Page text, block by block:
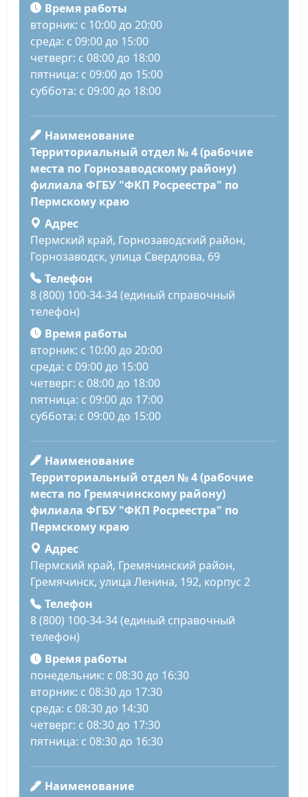
Время работы
вторник: с 10:00 до 20:00
среда: с 09:00 до 15:00
четверг: с 08:00 до 18:00
пятница: с 09:00 до 15:00
суббота: с 09:00 до 18:00
Наименование
Территориальный отдел № 4 (рабочие
места по Горнозаводскому району)
филиала ФГБУ "ФКП Росреестра" по
Пермскому краю
Адрес
Пермский край, Горнозаводский район,
Горнозаводск, улица Свердлова, 69
Телефон
8 (800) 100-34-34 (единый справочный
телефон)
Время работы
вторник: с 10:00 до 20:00
среда: с 09:00 до 15:00
четверг: с 08:00 до 18:00
пятница: с 09:00 до 17:00
суббота: с 09:00 до 15:00
Наименование
Территориальный отдел № 4 (рабочие
места по Гремячинскому району)
филиала ФГБУ "ФКП Росреестра" по
Пермскому краю
Адрес
Пермский край, Гремячинский район,
Гремячинск, улица Ленина, 192, корпус 2
Телефон
8 (800) 100-34-34 (единый справочный
телефон)
Время работы
понедельник: с 08:30 до 16:30
вторник: с 08:30 до 17:30
среда: с 08:30 до 14:30
четверг: с 08:30 до 17:30
пятница: с 08:30 до 16:30
Наименование